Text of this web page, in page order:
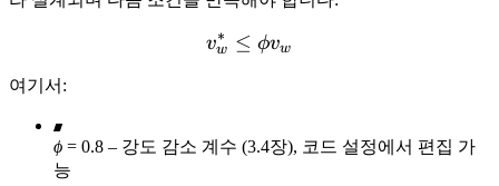
v_w^* \le ϕ v_w
vw
∗ ≤ ϕvw
여기서:
ϕ = 0.8 – 강도 감소 계수 (3.4장), 코드 설정에서 편집 가
능